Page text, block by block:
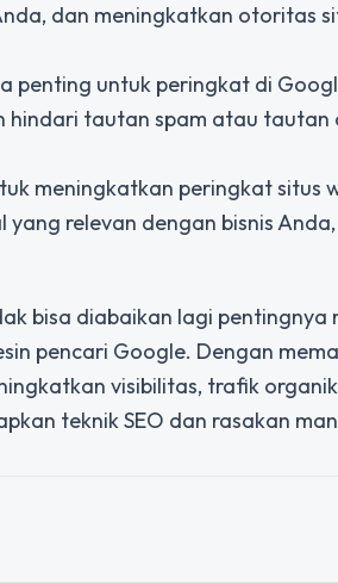
dan meningkatkan otoritas
penting untuk peringkat di
hindari tautan spam atau tautan
meningkatkan peringkat situs
relevan dengan bisnis
bisa diabaikan lagi pentingnya
pencari Google. Dengan
visibilitas, trafik
teknik SEO dan rasakan